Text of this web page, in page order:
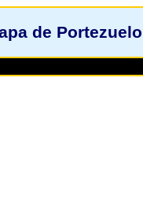
de